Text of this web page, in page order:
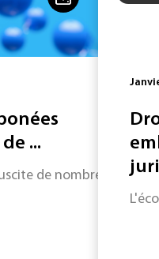
...
de nombreux